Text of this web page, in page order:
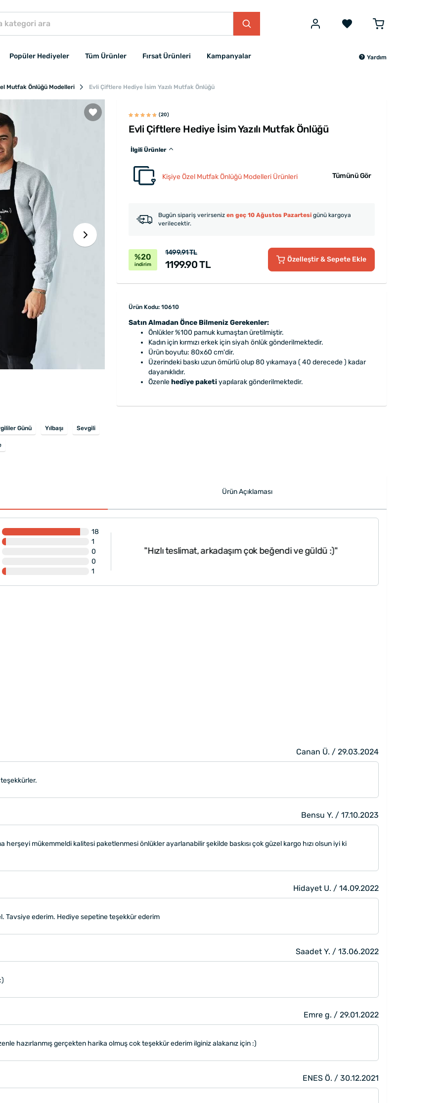
Popüler Hediyeler Tüm Ürünler Fırsat Ürünleri Kampanyalar Yardım
Mutfak Önlüğü Modelleri Evli Çiftlere Hediye İsim Yazılı Mutfak Önlüğü
Günü Yılbaşı Sevgili
(20)
Evli Çiftlere Hediye İsim Yazılı Mutfak Önlüğü
İlgili Ürünler
Kişiye Özel Mutfak Önlüğü Modelleri Ürünleri Tümünü Gör
Bugün sipariş verirseniz en geç 10 Ağustos Pazartesi günü kargoya
verilecektir.
%20
indirim
1499.91 TL
1199.90 TL Özelleştir& Sepete Ekle
Ürün Kodu: 10610
Satın Almadan Önce Bilmeniz Gerekenler:
Önlükler %100 pamuk kumaştan üretilmiştir.
Kadın için kırmızı erkek için siyah önlük gönderilmektedir.
Ürün boyutu: 80x60 cm'dir.
Üzerindeki baskı uzun ömürlü olup 80 yıkamaya ( 40 derecede ) kadar
dayanıklıdır.
Özenlehediye paketiyapılarak gönderilmektedir.
Ürün Açıklaması
18
1
0
0
1
Ürün de güzel.
teşekkür ederim"
"Hızlı teslimat, arkadaşım çok beğendi ve güldü :)"
Canan Ü. / 29.03.2024
Bensu Y. / 17.10.2023
mükemmeldi kalitesi paketlenmesi önlükler ayarlanabilir şekilde baskısı çok güzel kargo hızı olsun iyi ki
Hidayet U. / 14.09.2022
Tavsiye ederim. Hediye sepetine teşekkür ederim
Saadet Y. / 13.06.2022
Emre g. / 29.01.2022
hazırlanmış gerçekten harika olmuş cok teşekkür ederim ilginiz alakanız için :)
ENES Ö. / 30.12.2021